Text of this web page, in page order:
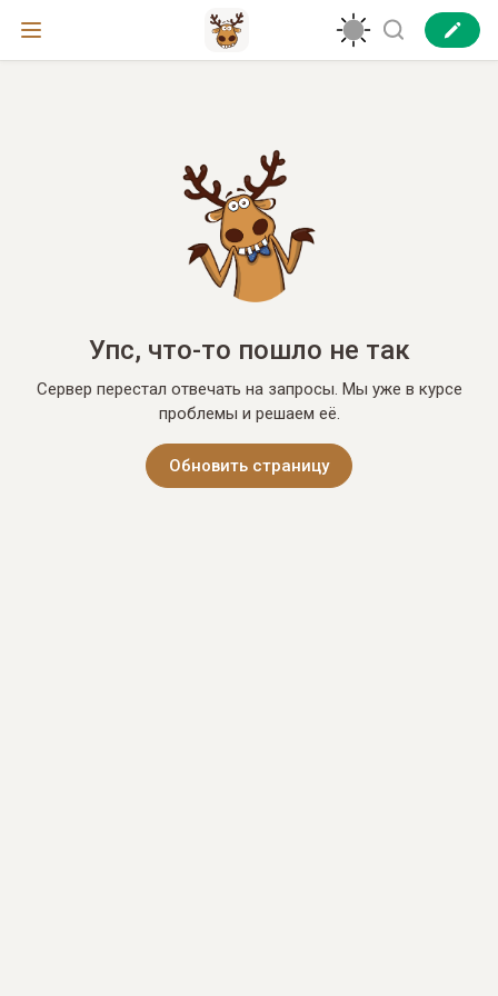
Упс, что-то пошло не так
Сервер перестал отвечать на запросы. Мы уже в курсе
проблемы и решаем её.
Обновить страницу